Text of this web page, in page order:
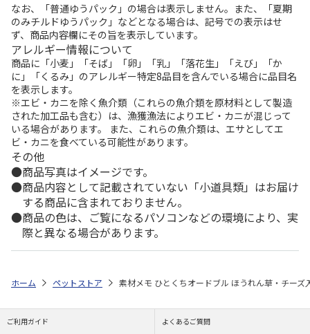
なお、「普通ゆうパック」の場合は表示しません。また、「夏期
のみチルドゆうパック」などとなる場合は、記号での表示はせ
ず、商品内容欄にその旨を表示しています。
アレルギー情報について
商品に「小麦」「そば」「卵」「乳」「落花生」「えび」「か
に」「くるみ」のアレルギー特定8品目を含んでいる場合に品目名
を表示します。
※エビ・カニを除く魚介類（これらの魚介類を原材料として製造
された加工品も含む）は、漁獲漁法によりエビ・カニが混じって
いる場合があります。 また、これらの魚介類は、エサとしてエ
ビ・カニを食べている可能性があります。
その他
商品写真はイメージです。
商品内容として記載されていない「小道具類」はお届け
する商品に含まれておりません。
商品の色は、ご覧になるパソコンなどの環境により、実
際と異なる場合があります。
ホーム ペットストア 素材メモ ひとくちオードブル ほうれん草・チーズ
ご利用ガイド よくあるご質問